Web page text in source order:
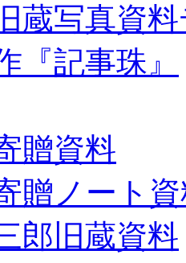
蔵写真資
『記事珠』
贈資料
贈ノート
郎旧蔵資料